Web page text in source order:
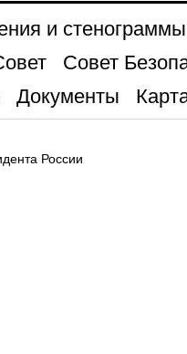
и стенограммы
Совет
Документы
России